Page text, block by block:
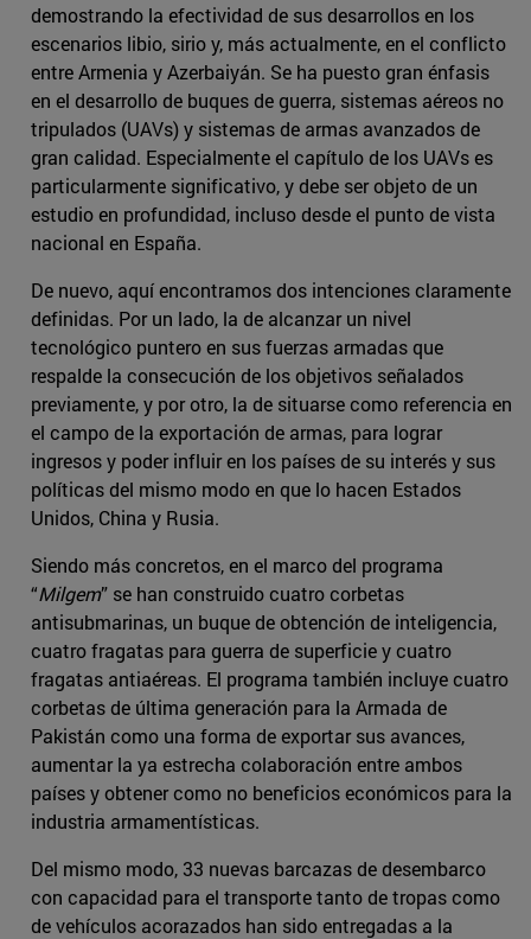
demostrando la efectividad de sus desarrollos en los
escenarios libio, sirio y, más actualmente, en el conflicto
entre Armenia y Azerbaiyán. Se ha puesto gran énfasis
en el desarrollo de buques de guerra, sistemas aéreos no
tripulados (UAVs) y sistemas de armas avanzados de
gran calidad. Especialmente el capítulo de los UAVs es
particularmente significativo, y debe ser objeto de un
estudio en profundidad, incluso desde el punto de vista
nacional en España.
De nuevo, aquí encontramos dos intenciones claramente
definidas. Por un lado, la de alcanzar un nivel
tecnológico puntero en sus fuerzas armadas que
respalde la consecución de los objetivos señalados
previamente, y por otro, la de situarse como referencia en
el campo de la exportación de armas, para lograr
ingresos y poder influir en los países de su interés y sus
políticas del mismo modo en que lo hacen Estados
Unidos, China y Rusia.
Siendo más concretos, en el marco del programa
“Milgem” se han construido cuatro corbetas
antisubmarinas, un buque de obtención de inteligencia,
cuatro fragatas para guerra de superficie y cuatro
fragatas antiaéreas. El programa también incluye cuatro
corbetas de última generación para la Armada de
Pakistán como una forma de exportar sus avances,
aumentar la ya estrecha colaboración entre ambos
países y obtener como no beneficios económicos para la
industria armamentísticas.
Del mismo modo, 33 nuevas barcazas de desembarco
con capacidad para el transporte tanto de tropas como
de vehículos acorazados han sido entregadas a la